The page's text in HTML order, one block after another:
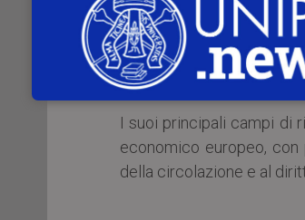
Amburgo, Ginevra e Pavia.
Dal 1997 al 2017
Amburgo.
I suoi principali campi di
economico europeo,
della circolazione e al